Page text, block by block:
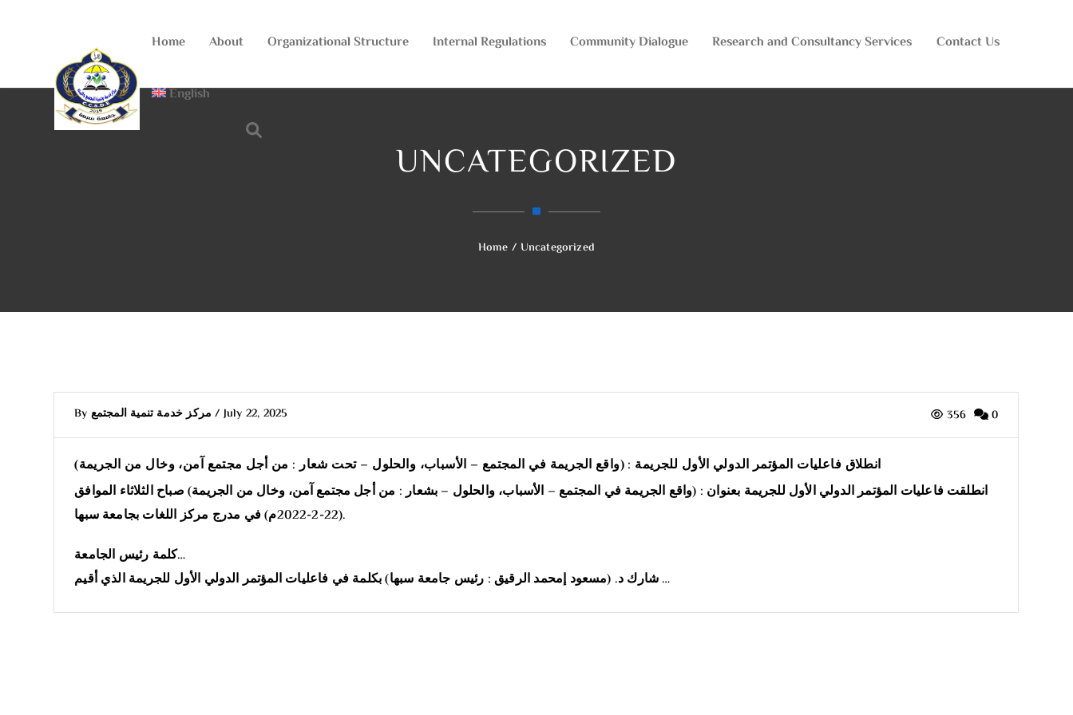
Home About Organizational Structure Internal Regulations Community Dialogue Research and Consultancy Services Contact Us
English
UNCATEGORIZED
Home / Uncategorized
By مركز خدمة تنمية المجتمع / July 22, 2025 356 0
انطلاق فاعليات المؤتمر الدولي الأول للجريمة : (واقع الجريمة في المجتمع – الأسباب، والحلول – تحت شعار : من أجل مجتمع آمن، وخال من الجريمة)
انطلقت فاعليات المؤتمر الدولي الأول للجريمة بعنوان : (واقع الجريمة في المجتمع – الأسباب، والحلول – بشعار : من أجل مجتمع آمن، وخال من الجريمة) صباح الثلاثاء الموافق
(22-2-2022م) في مدرج مركز اللغات بجامعة سبها.
كلمة رئيس الجامعة…
شارك د. (مسعود إمحمد الرقيق : رئيس جامعة سبها) بكلمة في فاعليات المؤتمر الدولي الأول للجريمة الذي أقيم …